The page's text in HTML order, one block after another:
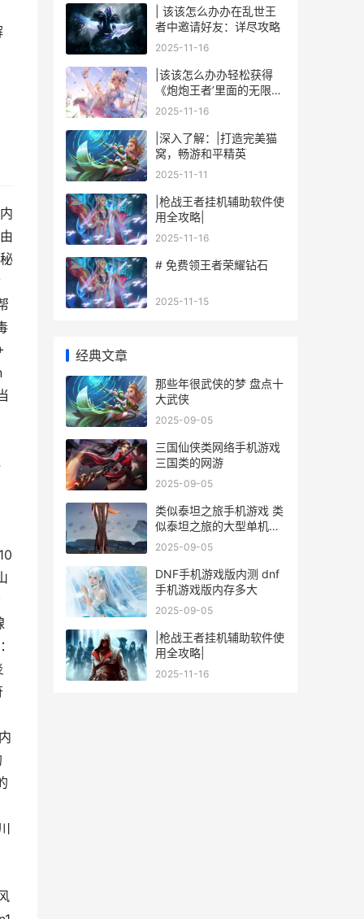
| 该该怎么办办在乱世王
者中邀请好友：详尽攻略
2025-11-16
|该该怎么办办轻松获得
《炮炮王者’里面的无限金
币和星星|
2025-11-16
|深入了解：|打造完美猫
窝，畅游和平精英
2025-11-11
|枪战王者挂机辅助软件使
用全攻略|
2025-11-16
# 免费领王者荣耀钻石
2025-11-15
经典文章
那些年很武侠的梦 盘点十
大武侠
2025-09-05
三国仙侠类网络手机游戏
三国类的网游
2025-09-05
类似泰坦之旅手机游戏 类
似泰坦之旅的大型单机手
游有吗
2025-09-05
DNF手机游戏版内测 dnf
手机游戏版内存多大
2025-09-05
|枪战王者挂机辅助软件使
用全攻略|
2025-11-16